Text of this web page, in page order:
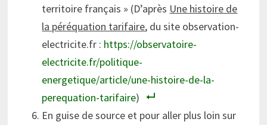
territoire français » (D’après Une histoire de
la péréquation tarifaire, du site observation-
electricite.fr : https://observatoire-
electricite.fr/politique-
energetique/article/une-histoire-de-la-
perequation-tarifaire)
En guise de source et pour aller plus loin sur